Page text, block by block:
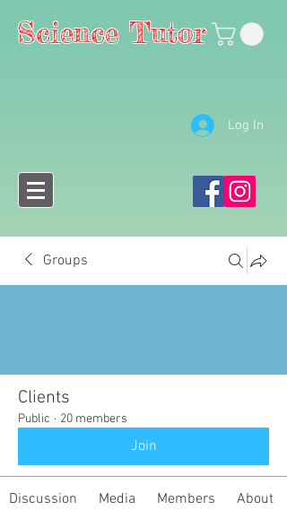
Science Tutor
Log In
Groups
Clients
Public · 20 members
Join
Discussion Media Members About